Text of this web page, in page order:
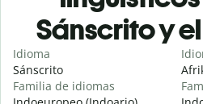
Sánscrito y
Idioma
Sánscrito
Familia de idiomas